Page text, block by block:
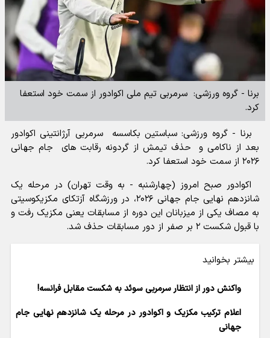
برنا - گروه ورزشی: سرمربی تیم ملی اکوادور از سمت خود استعفا
کرد.
برنا - گروه ورزشی: سباستین بکاسسه سرمربی آرژانتینی اکوادور
بعد از ناکامی و حذف تیمش از گردونه رقابت های جام جهانی
۲۰۲۶ از سمت خود استعفا کرد.
اکوادور صبح امروز (چهارشنبه - به وقت تهران) در مرحله یک
شانزدهم نهایی جام جهانی ۲۰۲۶، در ورزشگاه آزتکای مکزیکوسیتی
به مصاف یکی از میزبانان این دوره از مسابقات یعنی مکزیک رفت و
با قبول شکست ۲ بر صفر از دور مسابقات حذف شد.
بیشتر بخوانید
واکنش دور از انتظار سرمربی سوئد به شکست مقابل فرانسه!
اعلام ترکیب مکزیک و اکوادور در مرحله یک‌ شانزدهم نهایی جام
جهانی